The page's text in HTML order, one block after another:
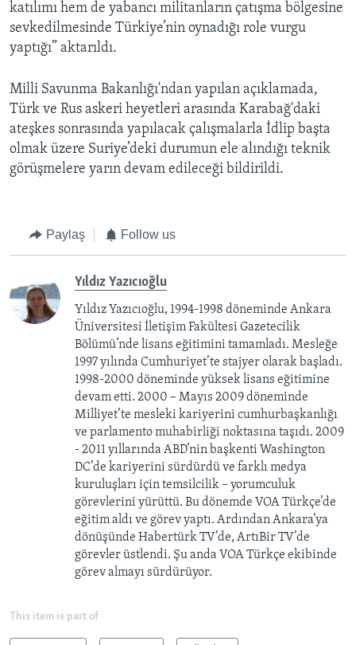
katılımı hem de yabancı militanların çatışma bölgesine
sevkedilmesinde Türkiye’nin oynadığı role vurgu
yaptığı” aktarıldı.
Milli Savunma Bakanlığı'ndan yapılan açıklamada,
Türk ve Rus askeri heyetleri arasında Karabağ'daki
ateşkes sonrasında yapılacak çalışmalarla İdlip başta
olmak üzere Suriye’deki durumun ele alındığı teknik
görüşmelere yarın devam edileceği bildirildi.
Paylaş Follow us
Yıldız Yazıcıoğlu
Yıldız Yazıcıoğlu, 1994-1998 döneminde Ankara
Üniversitesi İletişim Fakültesi Gazetecilik
Bölümü’nde lisans eğitimini tamamladı. Mesleğe
1997 yılında Cumhuriyet’te stajyer olarak başladı.
1998-2000 döneminde yüksek lisans eğitimine
devam etti. 2000 – Mayıs 2009 döneminde
Milliyet’te mesleki kariyerini cumhurbaşkanlığı
ve parlamento muhabirliği noktasına taşıdı. 2009
- 2011 yıllarında ABD’nin başkenti Washington
DC’de kariyerini sürdürdü ve farklı medya
kuruluşları için temsilcilik – yorumculuk
görevlerini yürüttü. Bu dönemde VOA Türkçe’de
eğitim aldı ve görev yaptı. Ardından Ankara’ya
dönüşünde Habertürk TV’de, ArtıBir TV’de
görevler üstlendi. Şu anda VOA Türkçe ekibinde
görev almayı sürdürüyor.
This item is part of